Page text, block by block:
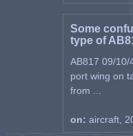
Some
type of
AB817 09/10/
port wing on
from ...
on: aircraft,